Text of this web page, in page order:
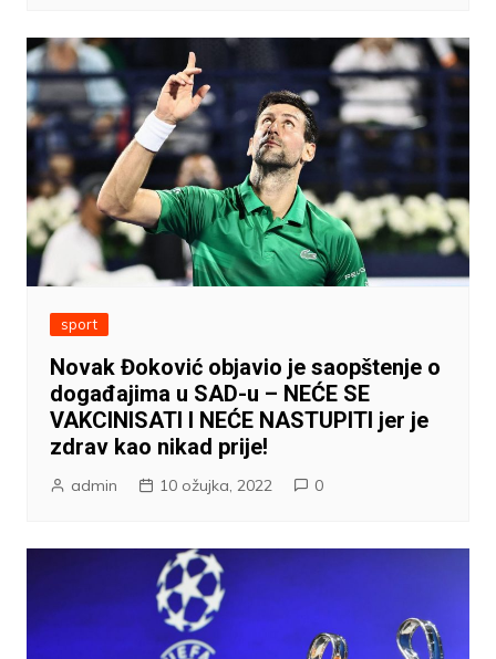
sport
Novak Đoković objavio je saopštenje o
događajima u SAD-u – NEĆE SE
VAKCINISATI I NEĆE NASTUPITI jer je
zdrav kao nikad prije!
admin 10 ožujka, 2022 0